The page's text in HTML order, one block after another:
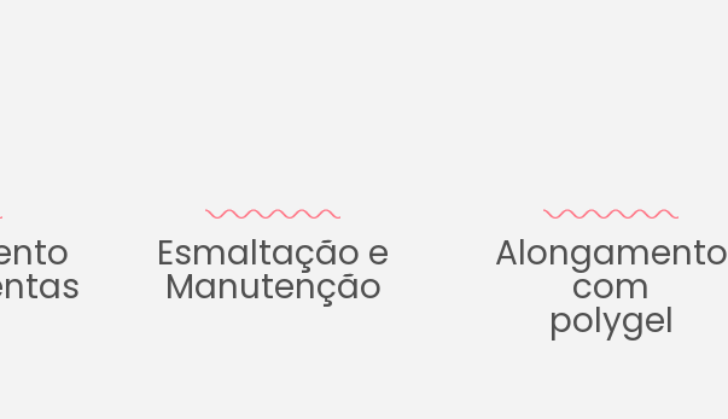
Esmaltação e
Manutenção
Alongamento
com
polygel